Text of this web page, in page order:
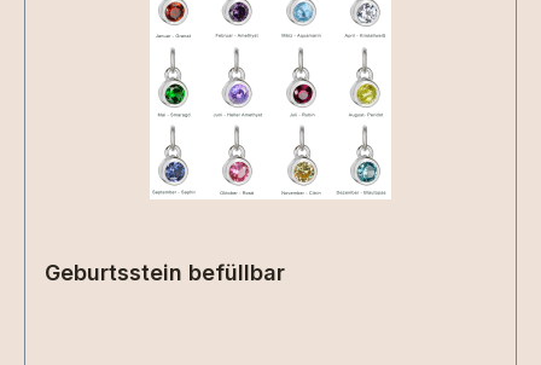
Geburtsstein befüllbar